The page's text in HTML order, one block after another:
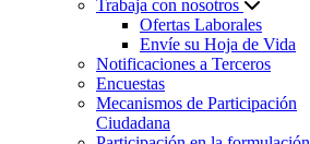
Trabaja con nosotros
Ofertas Laborales
Envíe su Hoja de Vida
Notificaciones a Terceros
Encuestas
Mecanismos de Participación
Ciudadana